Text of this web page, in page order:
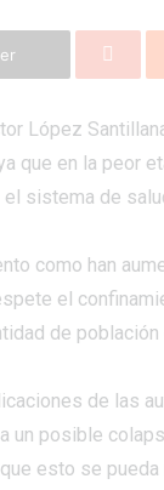
López
que en la peor
sistema de
como han
el
de
de las
un posible
esto se